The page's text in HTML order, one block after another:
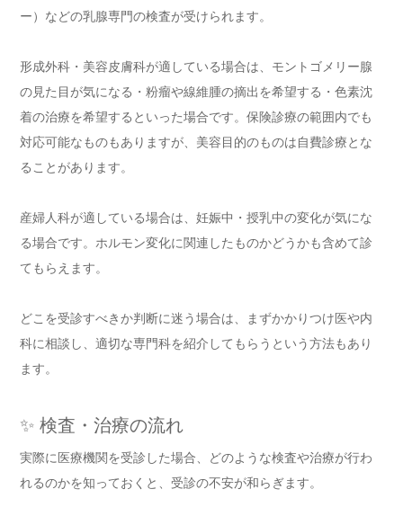
ー）などの乳腺専門の検査が受けられます。
形成外科・美容皮膚科が適している場合は、モントゴメリー腺
の見た目が気になる・粉瘤や線維腫の摘出を希望する・色素沈
着の治療を希望するといった場合です。保険診療の範囲内でも
対応可能なものもありますが、美容目的のものは自費診療とな
ることがあります。
産婦人科が適している場合は、妊娠中・授乳中の変化が気にな
る場合です。ホルモン変化に関連したものかどうかも含めて診
てもらえます。
どこを受診すべきか判断に迷う場合は、まずかかりつけ医や内
科に相談し、適切な専門科を紹介してもらうという方法もあり
ます。
✨ 検査・治療の流れ
実際に医療機関を受診した場合、どのような検査や治療が行わ
れるのかを知っておくと、受診の不安が和らぎます。